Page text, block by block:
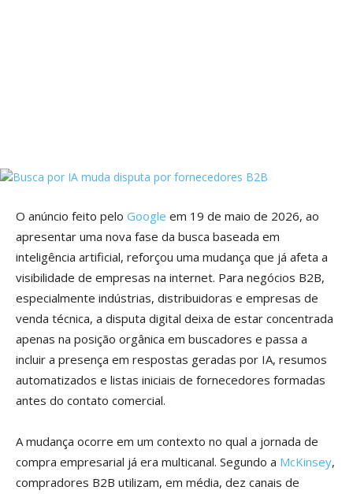
O anúncio feito pelo Google em 19 de maio de 2026, ao
apresentar uma nova fase da busca baseada em
inteligência artificial, reforçou uma mudança que já afeta a
visibilidade de empresas na internet. Para negócios B2B,
especialmente indústrias, distribuidoras e empresas de
venda técnica, a disputa digital deixa de estar concentrada
apenas na posição orgânica em buscadores e passa a
incluir a presença em respostas geradas por IA, resumos
automatizados e listas iniciais de fornecedores formadas
antes do contato comercial.
A mudança ocorre em um contexto no qual a jornada de
compra empresarial já era multicanal. Segundo a McKinsey,
compradores B2B utilizam, em média, dez canais de